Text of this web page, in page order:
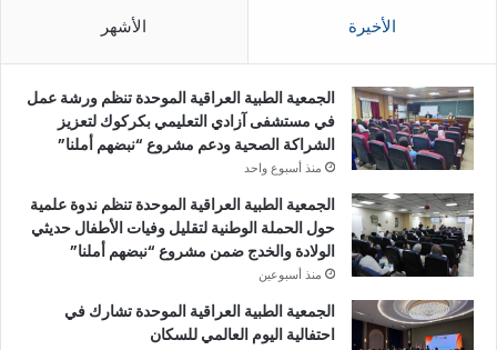
الأخيرة الأشهر
الجمعية الطبية العراقية الموحدة تنظم ورشة عمل
في مستشفى آزادي التعليمي بكركوك لتعزيز
الشراكة الصحية ودعم مشروع “نبضهم أملنا”
منذ أسبوع واحد
الجمعية الطبية العراقية الموحدة تنظم ندوة علمية
حول الحملة الوطنية لتقليل وفيات الأطفال حديثي
الولادة والخدج ضمن مشروع “نبضهم أملنا”
منذ أسبوعين
الجمعية الطبية العراقية الموحدة تشارك في
احتفالية اليوم العالمي للسكان